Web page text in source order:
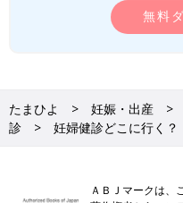
無料
たまひよ 妊娠・出産
診
妊婦健診どこに行く？
ＡＢＪマークは、